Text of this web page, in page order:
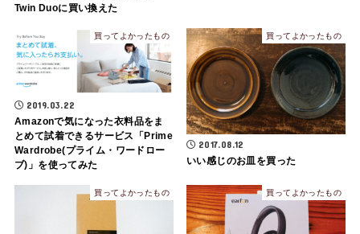
Twin Duoに買い換えた
買ってよかったもの
2019.03.22
Amazonで気になった衣料品をま
とめて試着できるサービス「Prime
Wardrobe(プライム・ワードロー
ブ)」を使ってみた
買ってよかったもの
2017.08.12
いい感じのお皿を買った
買ってよかったもの 買ってよかったもの